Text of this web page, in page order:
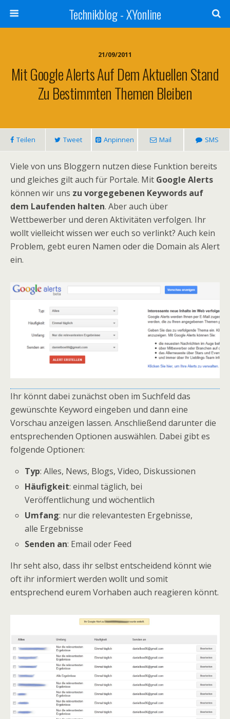
Technikblog - XYonline
21/09/2011
Mit Google Alerts Auf Dem Aktuellen Stand
Zu Bestimmten Themen Bleiben
Teilen Tweet Anpinnen Mail SMS
Viele von uns Bloggern nutzen diese Funktion bereits
und gleiches gilt auch für Portale. Mit Google Alerts
können wir uns zu vorgegebenen Keywords auf
dem Laufenden halten. Aber auch über
Wettbewerber und deren Aktivitäten verfolgen. Ihr
wollt vielleicht wissen wer euch so verlinkt? Auch kein
Problem, gebt euren Namen oder die Domain als Alert
ein.
Ihr könnt dabei zunächst oben im Suchfeld das
gewünschte Keyword eingeben und dann eine
Vorschau anzeigen lassen. Anschließend darunter die
entsprechenden Optionen auswählen. Dabei gibt es
folgende Optionen:
Typ: Alles, News, Blogs, Video, Diskussionen
Häufigkeit: einmal täglich, bei
Veröffentlichung und wöchentlich
Umfang: nur die relevantesten Ergebnisse,
alle Ergebnisse
Senden an: Email oder Feed
Ihr seht also, dass ihr selbst entscheidend könnt wie
oft ihr informiert werden wollt und somit
entsprechend eurem Vorhaben auch reagieren könnt.